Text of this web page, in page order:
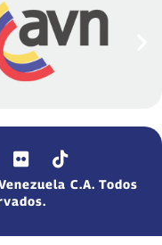
C.A. Todos